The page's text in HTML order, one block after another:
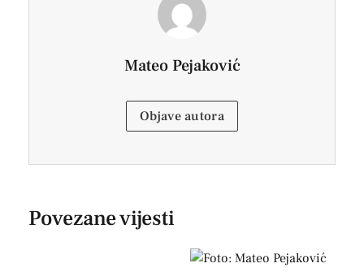
Mateo Pejaković
Objave autora
Povezane vijesti